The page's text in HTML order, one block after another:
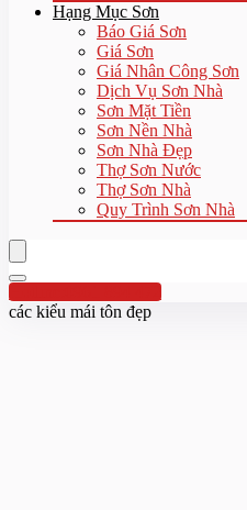
Hạng Mục Sơn
Báo Giá Sơn
Giá Sơn
Giá Nhân Công Sơn
Dịch Vụ Sơn Nhà
Sơn Mặt Tiền
Sơn Nền Nhà
Sơn Nhà Đẹp
Thợ Sơn Nước
Thợ Sơn Nhà
Quy Trình Sơn Nhà
Hotline:0961 894 472
các kiểu mái tôn đẹp